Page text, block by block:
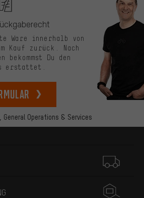
General Operations & Services
Ware innerhalb von
Kauf zurück. Nach
bekommst Du den
erstattet.